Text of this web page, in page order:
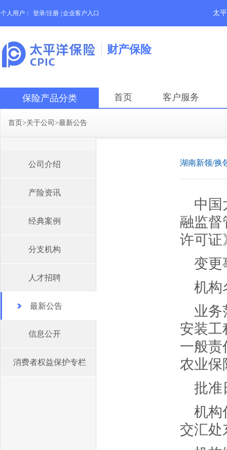
个人用户： 登录/注册 企业客户入口 太
财产保险
保险产品分类 首页 客户服务
首页>关于公司 >最新公告
公司介绍
产险资讯
经典案例
分支机构
人才招聘
最新公告
信息公开
消费者权益保护专栏
湖南新领/换
中国
融监督
许可证
变更
机构
业务
安装工
一般责
农业保
批准
机构
交汇处